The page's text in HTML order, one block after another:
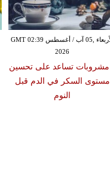
الأربعاء ,05 آب / أغسطس GMT 02:39
2026
6 مشروبات تساعد على تحسين
مستوى السكر في الدم قبل
النوم